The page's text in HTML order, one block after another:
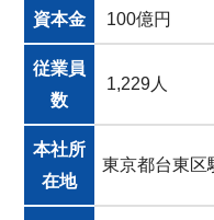
資本金 100億円
従業員
数
1,229人
本社所
在地
東京都台東区